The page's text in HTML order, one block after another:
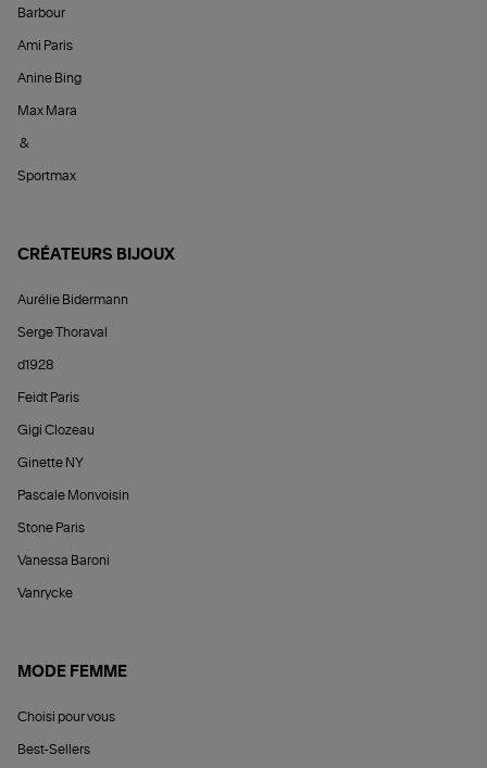
Barbour
Ami Paris
Anine Bing
Max Mara
&
Sportmax
CRÉATEURS BIJOUX
Aurélie Bidermann
Serge Thoraval
d1928
Feidt Paris
Gigi Clozeau
Ginette NY
Pascale Monvoisin
Stone Paris
Vanessa Baroni
Vanrycke
MODE FEMME
Choisi pour vous
Best-Sellers